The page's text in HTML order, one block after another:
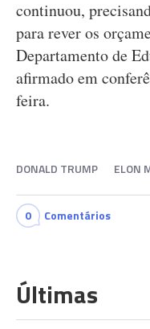
continuou,
para rever os
Departamento de
afirmado em
feira.
DONALD TRUMP ELON
0 Comentários
Últimas